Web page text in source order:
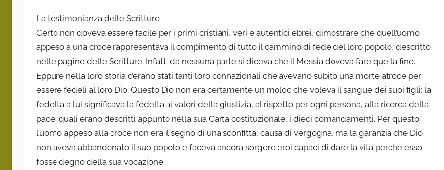
La testimonianza delle Scritture
Certo non doveva essere facile per i primi cristiani, veri e autentici ebrei, dimostrare che quell’uomo
appeso a una croce rappresentava il compimento di tutto il cammino di fede del loro popolo, descritto
nelle pagine delle Scritture. Infatti da nessuna parte si diceva che il Messia doveva fare quella fine.
Eppure nella loro storia c’erano stati tanti loro connazionali che avevano subito una morte atroce per
essere fedeli al loro Dio. Questo Dio non era certamente un moloc che voleva il sangue dei suoi figli; la
fedeltà a lui significava la fedeltà ai valori della giustizia, al rispetto per ogni persona, alla ricerca della
pace, quali erano descritti appunto nella sua Carta costituzionale, i dieci comandamenti. Per questo
l’uomo appeso alla croce non era il segno di una sconfitta, causa di vergogna, ma la garanzia che Dio
non aveva abbandonato il suo popolo e faceva ancora sorgere eroi capaci di dare la vita perché esso
fosse degno della sua vocazione.